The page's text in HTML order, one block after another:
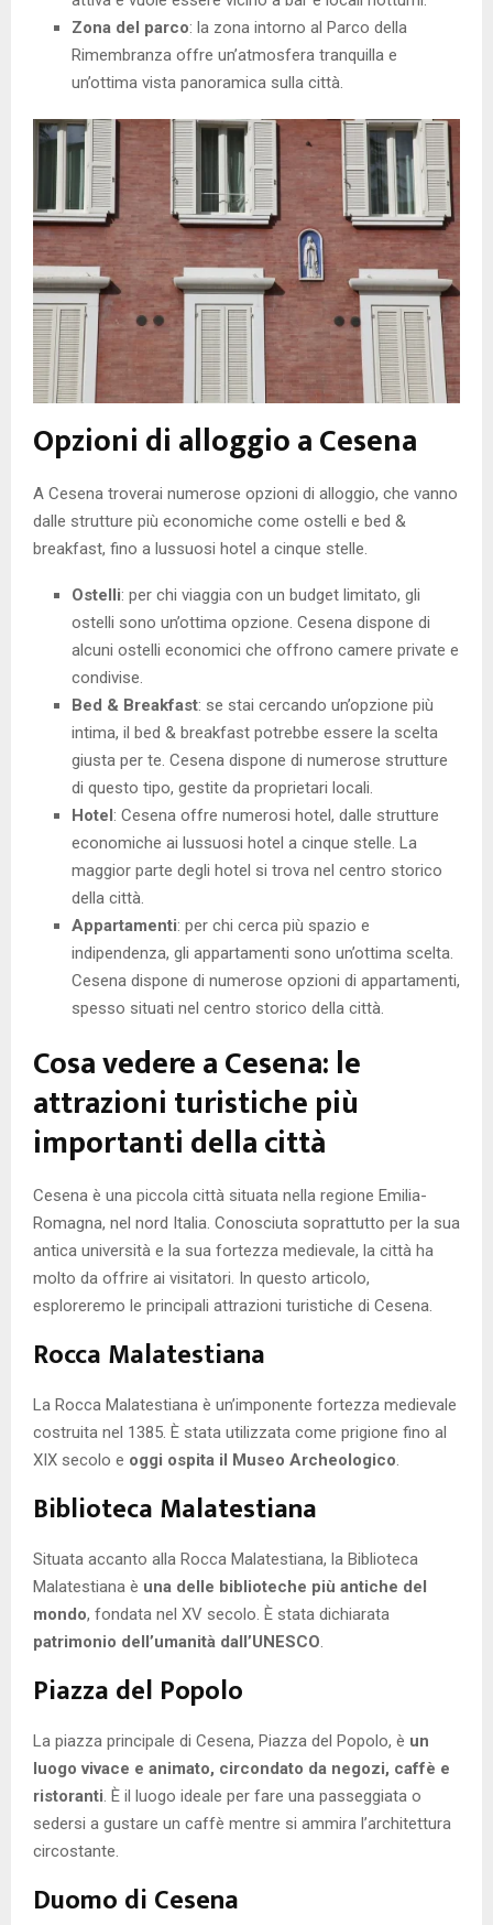
Zona del parco: la zona intorno al Parco della
Rimembranza offre un’atmosfera tranquilla e
un’ottima vista panoramica sulla città.
Opzioni di alloggio a Cesena
A Cesena troverai numerose opzioni di alloggio, che vanno
dalle strutture più economiche come ostelli e bed &
breakfast, fino a lussuosi hotel a cinque stelle.
Ostelli: per chi viaggia con un budget limitato, gli
ostelli sono un’ottima opzione. Cesena dispone di
alcuni ostelli economici che offrono camere private e
condivise.
Bed & Breakfast: se stai cercando un’opzione più
intima, il bed & breakfast potrebbe essere la scelta
giusta per te. Cesena dispone di numerose strutture
di questo tipo, gestite da proprietari locali.
Hotel: Cesena offre numerosi hotel, dalle strutture
economiche ai lussuosi hotel a cinque stelle. La
maggior parte degli hotel si trova nel centro storico
della città.
Appartamenti: per chi cerca più spazio e
indipendenza, gli appartamenti sono un’ottima scelta.
Cesena dispone di numerose opzioni di appartamenti,
spesso situati nel centro storico della città.
Cosa vedere a Cesena: le
attrazioni turistiche più
importanti della città
Cesena è una piccola città situata nella regione Emilia-
Romagna, nel nord Italia. Conosciuta soprattutto per la sua
antica università e la sua fortezza medievale, la città ha
molto da offrire ai visitatori. In questo articolo,
esploreremo le principali attrazioni turistiche di Cesena.
Rocca Malatestiana
La Rocca Malatestiana è un’imponente fortezza medievale
costruita nel 1385. È stata utilizzata come prigione fino al
XIX secolo e oggi ospita il Museo Archeologico.
Biblioteca Malatestiana
Situata accanto alla Rocca Malatestiana, la Biblioteca
Malatestiana è una delle biblioteche più antiche del
mondo, fondata nel XV secolo. È stata dichiarata
patrimonio dell’umanità dall’UNESCO.
Piazza del Popolo
La piazza principale di Cesena, Piazza del Popolo, è un
luogo vivace e animato, circondato da negozi, caffè e
ristoranti. È il luogo ideale per fare una passeggiata o
sedersi a gustare un caffè mentre si ammira l’architettura
circostante.
Duomo di Cesena